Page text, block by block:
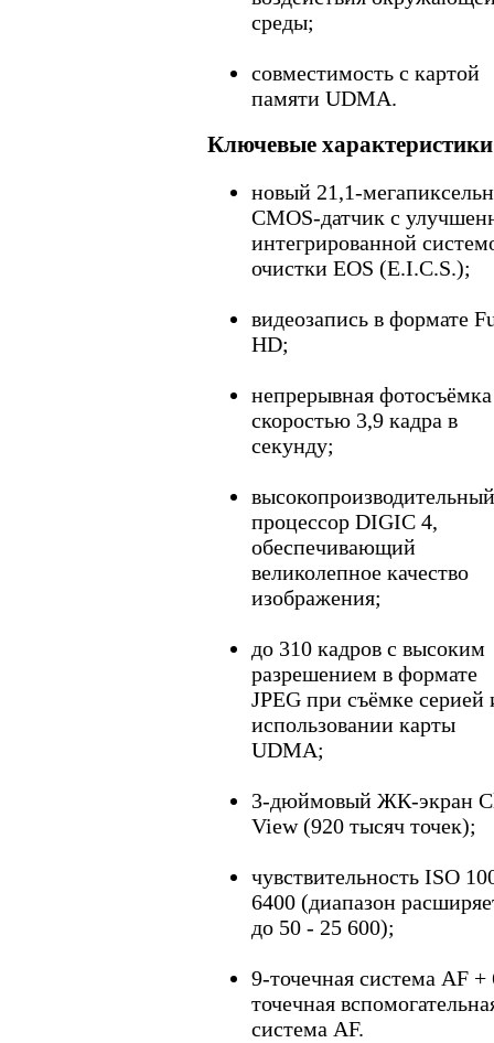
среды;
совместимость с картой
памяти UDMA.
Ключевые
новый 21,1-
CMOS-датчик с
интегрированной
очистки EOS (E.I.C.S.);
видеозапись в формате
HD;
непрерывная
скоростью 3,9 кадра в
секунду;
высокопроизводительный
процессор DIGIC 4,
обеспечивающий
великолепное качество
изображения;
до 310 кадров с высоким
разрешением в формате
JPEG при съёмке серией
использовании карты
UDMA;
3-дюймовый ЖК-экран
View (920 тысяч точек);
чувствительность ISO
6400 (диапазон
до 50 - 25 600);
9-точечная система AF +
точечная
система AF.